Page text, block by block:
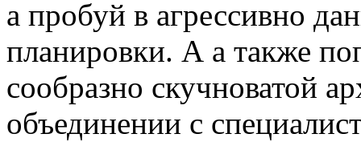
а пробуй в агрессивно
планировки. А а также
сообразно скучноватой
объединении с